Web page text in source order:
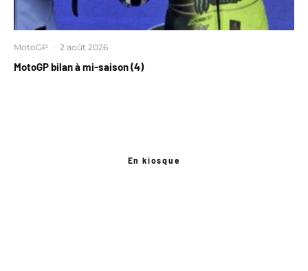
MotoGP · 2 août 2026
MotoGP bilan à mi-saison (4)
En kiosque